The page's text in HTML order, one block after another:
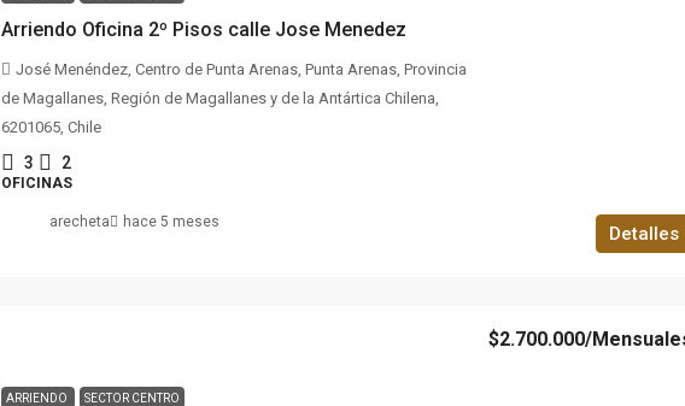
Arriendo Oficina 2º Pisos calle Jose Menedez
José Menéndez, Centro de Punta Arenas, Punta Arenas, Provincia
de Magallanes, Región de Magallanes y de la Antártica Chilena,
6201065, Chile
3 2
OFICINAS
Detalles
arecheta hace 5 meses
ARRIENDO SECTOR CENTRO
$2.700.000/